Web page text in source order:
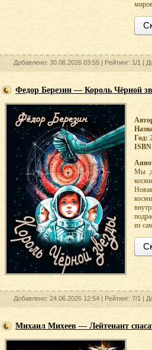
Добавлено: 30.06.2026 03:55 | Рейтинг: 1/1 |
Федор Березин — Король Чёрной
Год:
Мы
из
Добавлено: 24.06.2026 12:54 | Рейтинг: 7/1 |
Михаил Михеев — Лейтенант